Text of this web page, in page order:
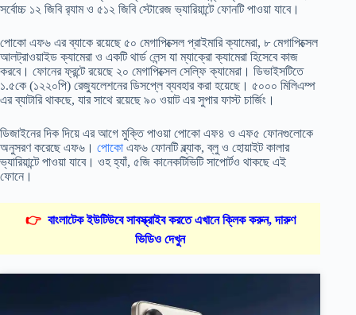
সর্বোচ্চ ১২ জিবি র‍্যাম ও ৫১২ জিবি স্টোরেজ ভ্যারিয়ান্টে ফোনটি পাওয়া যাবে।
পোকো এফ৬ এর ব্যাকে রয়েছে ৫০ মেগাপিক্সেল প্রাইমারি ক্যামেরা, ৮ মেগাপিক্সেল
আলট্রাওয়াইড ক্যামেরা ও একটি থার্ড লেন্স যা ম্যাক্রো ক্যামেরা হিসেবে কাজ
করবে। ফোনের ফ্রন্টে রয়েছে ২০ মেগাপিক্সেল সেল্ফি ক্যামেরা। ডিভাইসটিতে
১.৫কে (১২২০পি) রেজ্যুলেশনের ডিসপ্লে ব্যবহার করা হয়েছে। ৫০০০ মিলিএম্প
এর ব্যাটারি থাকছে, যার সাথে রয়েছে ৯০ ওয়াট এর সুপার ফাস্ট চার্জিং।
ডিজাইনের দিক দিয়ে এর আগে মুক্তি পাওয়া পোকো এফ৪ ও এফ৫ ফোনগুলোকে
অনুসরণ করেছে এফ৬। পোকো এফ৬ ফোনটি ব্ল্যাক, ব্লু ও হোয়াইট কালার
ভ্যারিয়ান্টে পাওয়া যাবে। ওহ হ্যাঁ, ৫জি কানেকটিভিটি সাপোর্টও থাকছে এই
ফোনে।
👉 বাংলাটেক ইউটিউবে সাবস্ক্রাইব করতে এখানে ক্লিক করুন, দারুণ
ভিডিও দেখুন